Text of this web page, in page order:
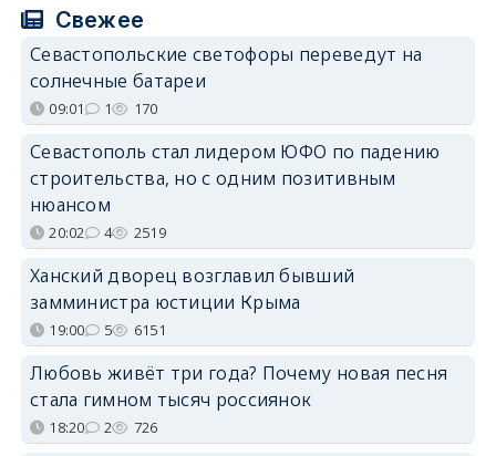
Свежее
Севастопольские светофоры переведут на
солнечные батареи
09:01 1 170
Севастополь стал лидером ЮФО по падению
строительства, но с одним позитивным
нюансом
20:02 4 2519
Ханский дворец возглавил бывший
замминистра юстиции Крыма
19:00 5 6151
Любовь живёт три года? Почему новая песня
стала гимном тысяч россиянок
18:20 2 726